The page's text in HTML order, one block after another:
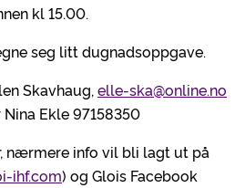
kl 15.00.
seg litt dugnadsoppgave.
Skavhaug,elle-ska@online.no
Ekle 97158350
nærmere info vil bli lagt ut på
ihf.com) og Glois Facebook